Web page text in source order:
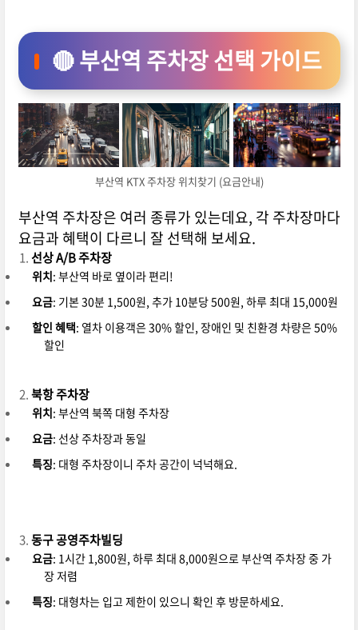
🔴 부산역 주차장 선택 가이드
부산역 KTX 주차장 위치찾기 (요금안내)
부산역 주차장은 여러 종류가 있는데요, 각 주차장마다
요금과 혜택이 다르니 잘 선택해 보세요.
선상 A/B 주차장
위치: 부산역 바로 옆이라 편리!
요금: 기본 30분 1,500원, 추가 10분당 500원, 하루 최대 15,000원
할인 혜택: 열차 이용객은 30% 할인, 장애인 및 친환경 차량은 50%
할인
북항 주차장
위치: 부산역 북쪽 대형 주차장
요금: 선상 주차장과 동일
특징: 대형 주차장이니 주차 공간이 넉넉해요.
동구 공영주차빌딩
요금: 1시간 1,800원, 하루 최대 8,000원으로 부산역 주차장 중 가
장 저렴
특징: 대형차는 입고 제한이 있으니 확인 후 방문하세요.